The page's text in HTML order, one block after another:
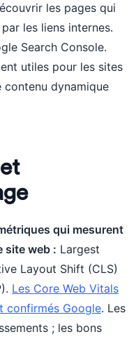
les pages qui
les liens internes.
Search Console.
utiles pour les sites
contenu dynamique
qui mesurent
site web : Largest
Layout Shift (CLS)
Les Core Web Vitals
confirmés Google. Les
; les bons